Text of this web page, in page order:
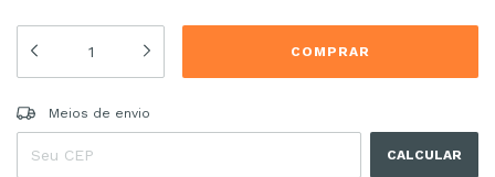
Entregas para o CEP:
Meios de envio
CALCULAR